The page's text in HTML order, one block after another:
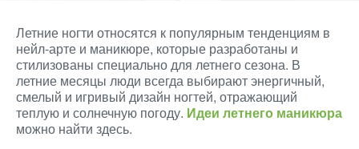
Летние ногти относятся к популярным тенденциям в
нейл-арте и маникюре, которые разработаны и
стилизованы специально для летнего сезона. В
летние месяцы люди всегда выбирают энергичный,
смелый и игривый дизайн ногтей, отражающий
теплую и солнечную погоду. Идеи летнего маникюра
можно найти здесь.